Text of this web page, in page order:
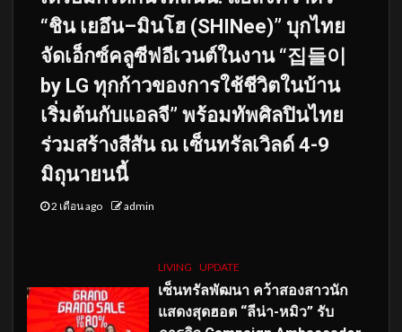
“ชิน เยอึน–มินโฮ (SHINee)” บุกไทย
จัดเอ็กซ์คลูซีฟอีเวนต์ในงาน “집들이
by LG ทุกก้าวของการใช้ชีวิตในบ้าน
เริ่มต้นกับแอลจี” พร้อมทัพศิลปินไทย
ร่วมสร้างสีสัน ณ เซ็นทรัลเวิลด์ 4-9
มิถุนายนนี้
2 เดือน ago admin
LIVING UPDATE
เซ็นทรัลพัฒนา คว้าสองสาวนัก
แสดงสุดฮอต “ลีน่า-หมิว” รับ